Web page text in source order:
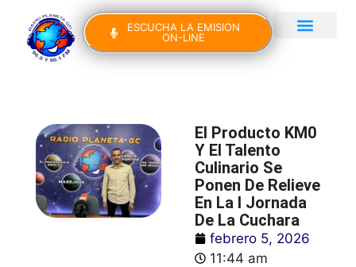
ESCUCHA LA EMISION
ON-LINE
El Producto KM0
Y El Talento
Culinario Se
Ponen De Relieve
En La I Jornada
De La Cuchara
febrero 5, 2026
11:44 am